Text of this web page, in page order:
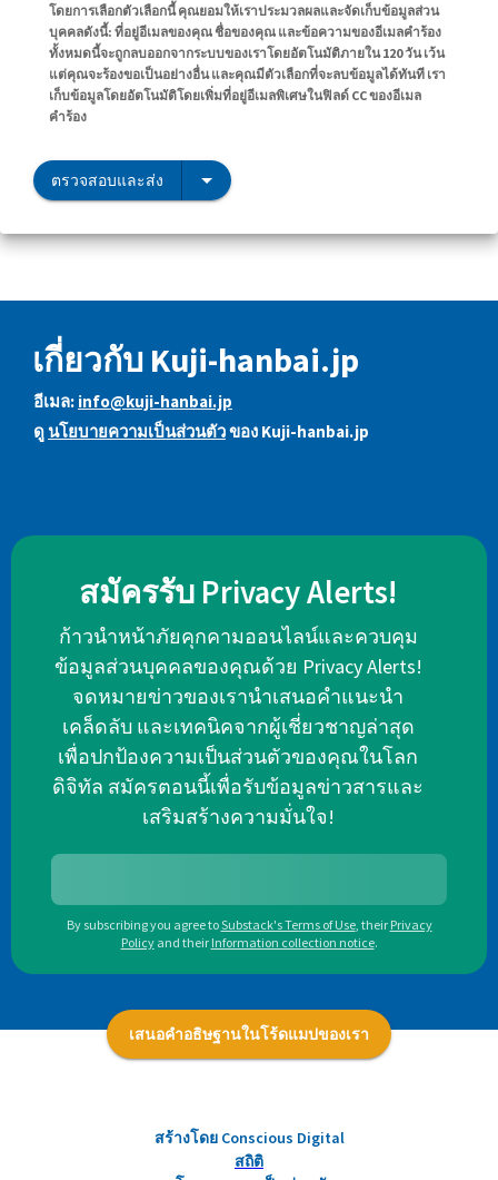
โดยการเลือกตัวเลือกนี้ คุณยอมให้เราประมวลผลและจัดเก็บข้อมูลส่วน
บุคคลดังนี้: ที่อยู่อีเมลของคุณ ชื่อของคุณ และข้อความของอีเมลคำร้อง
ทั้งหมดนี้จะถูกลบออกจากระบบของเราโดยอัตโนมัติภายใน 120 วัน เว้น
แต่คุณจะร้องขอเป็นอย่างอื่น และคุณมีตัวเลือกที่จะลบข้อมูลได้ทันที เรา
เก็บข้อมูลโดยอัตโนมัติโดยเพิ่มที่อยู่อีเมลพิเศษในฟิลด์ CC ของอีเมล
คำร้อง
ตรวจสอบและส่ง
เกี่ยวกับ Kuji-hanbai.jp
อีเมล: info@kuji-hanbai.jp
ดูนโยบายความเป็นส่วนตัวของ Kuji-hanbai.jp
สมัครรับ Privacy Alerts!
ก้าวนำหน้าภัยคุกคามออนไลน์และควบคุม
ข้อมูลส่วนบุคคลของคุณด้วย Privacy Alerts!
จดหมายข่าวของเรานำเสนอคำแนะนำ
เคล็ดลับ และเทคนิคจากผู้เชี่ยวชาญล่าสุด
เพื่อปกป้องความเป็นส่วนตัวของคุณในโลก
ดิจิทัล สมัครตอนนี้เพื่อรับข้อมูลข่าวสารและ
เสริมสร้างความมั่นใจ!
By subscribing you agree toSubstack's Terms of Use, their Privacy
Policy and their Information collection notice.
เสนอคำอธิษฐานในโร้ดแมปของเรา
สร้างโดย Conscious Digital
สถิติ